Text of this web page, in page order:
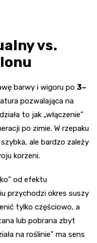
vs.
barwy i wigoru po 3–
pozwalająca na
to jak „włączenie”
po zimie. W rzepaku
ale bardzo zależy
korzeni.
od efektu
przychodzi okres suszy
tylko częściowo, a
lub pobrana zbyt
na roślinie” ma sens